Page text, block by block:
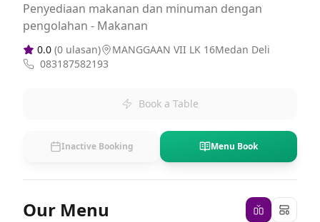
Penyediaan makanan dan minuman dengan
pengolahan - Makanan
0.0 (0 ulasan)
MANGGAAN VII LK 16Medan Deli
083187582193
Book a Table
Inactive Booking Menu Book
Our Menu